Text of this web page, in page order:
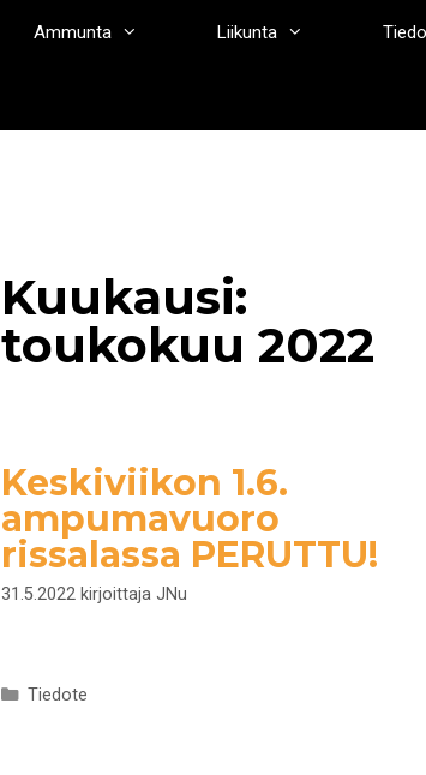
Ammunta Liikunta
Kuukausi:
toukokuu 2022
Keskiviikon 1.6.
ampumavuoro
rissalassa PERUTTU!
31.5.2022 kirjoittaja JNu
Kategoriat
Tiedote